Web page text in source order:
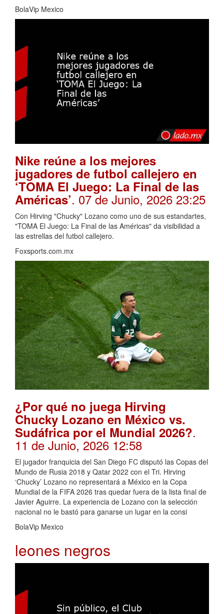
BolaVip Mexico
Nike reúne a los mejores
jugadores de futbol callejero en
‘TOMA El Juego: La Final de las
Américas’. 07 de Junio, 2026 23:25
Con Hirving "Chucky" Lozano como uno de sus estandartes,
"TOMA El Juego: La Final de las Américas" da visibilidad a
las estrellas del futbol callejero.
Foxsports.com.mx
¿Por qué no juega Hirving
Chucky Lozano en México vs.
Sudáfrica por el Mundial 2026?.
11 de Junio, 2026 12:58
El jugador franquicia del San Diego FC disputó las Copas del
Mundo de Rusia 2018 y Qatar 2022 con el Tri. Hirving
‘Chucky’ Lozano no representará a México en la Copa
Mundial de la FIFA 2026 tras quedar fuera de la lista final de
Javier Aguirre. La experiencia de Lozano con la selección
nacional no le bastó para ganarse un lugar en la consi
BolaVip Mexico
leones negros